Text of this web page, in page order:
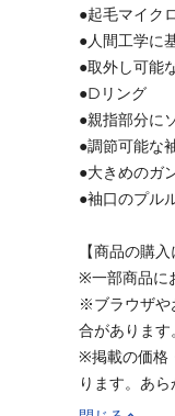
●起毛マイク
●人間工学に
●取外し可能
●Dリング
●親指部分に
●調節可能な
●大きめのガ
●袖口のプル
【商品の購
※一部商品に
※ブラウザや
合があります。
※掲載の価格
ります。あら